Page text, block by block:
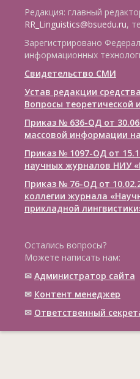
Редакция: главный
RR_Linguistics@bsuedu.ru,
Зарегистрировано
информационных
Свидетельство СМИ
Устав редакции
Вопросы теоретической
Приказ № 636-ОД от
массовой информации
Приказ № 1097-ОД от
научных журналов НИУ
Приказ № 76-ОД от
коллегии журнала
прикладной
Остались вопросы?
Можете написать нам:
✉ Администратор сайта
✉ Контент менеджер
✉ Ответственный